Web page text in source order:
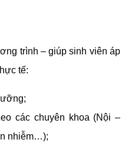
trình – giúp sinh viên áp
tế:
các chuyên khoa (Nội –
nhiễm…);